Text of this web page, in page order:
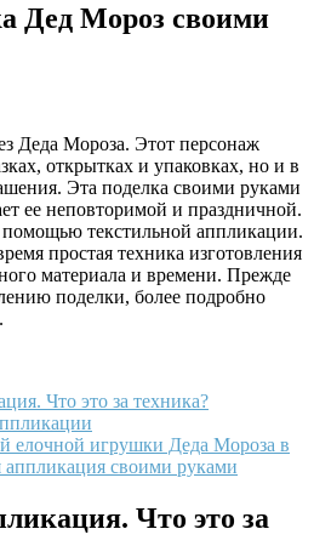
Дед Мороз своими
Деда Мороза. Этот персонаж
открытках и упаковках, но и в
Эта поделка своими руками
ее неповторимой и праздничной.
текстильной аппликации.
простая техника изготовления
материала и времени. Прежде
поделки, более подробно
Что это за техника?
елочной игрушки Деда Мороза в
аппликация своими руками
Что это за